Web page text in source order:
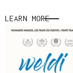
LEARN MORE